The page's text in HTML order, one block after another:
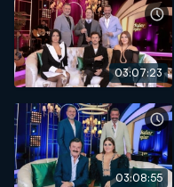
03:07:23
03:08:55